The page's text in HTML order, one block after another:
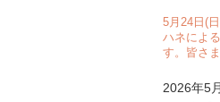
5月24日(
ハネによ
す。皆さ
2026年5